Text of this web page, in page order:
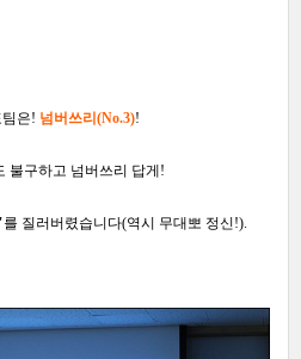
은! 넘버쓰리(No.3)!
불구하고 넘버쓰리 답게!
를 질러버렸습니다(역시 무대뽀 정신!).